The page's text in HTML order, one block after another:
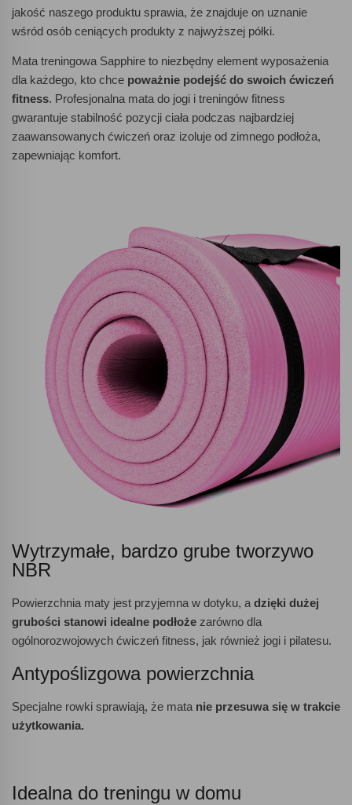
jakość naszego produktu sprawia, że znajduje on uznanie
wśród osób ceniących produkty z najwyższej półki.
Mata treningowa Sapphire to niezbędny element wyposażenia
dla każdego, kto chce poważnie podejść do swoich ćwiczeń
fitness. Profesjonalna mata do jogi i treningów fitness
gwarantuje stabilność pozycji ciała podczas najbardziej
zaawansowanych ćwiczeń oraz izoluje od zimnego podłoża,
zapewniając komfort.
Wytrzymałe, bardzo grube tworzywo
NBR
Powierzchnia maty jest przyjemna w dotyku, a dzięki dużej
grubości stanowi idealne podłoże zarówno dla
ogólnorozwojowych ćwiczeń fitness, jak również jogi i pilatesu.
Antypoślizgowa powierzchnia
Specjalne rowki sprawiają, że mata nie przesuwa się w trakcie
użytkowania.
Idealna do treningu w domu